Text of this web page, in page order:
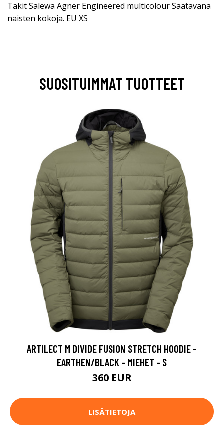
Takit Salewa Agner Engineered multicolour Saatavana
naisten kokoja. EU XS
SUOSITUIMMAT TUOTTEET
ARTILECT M DIVIDE FUSION STRETCH HOODIE -
EARTHEN/BLACK - MIEHET - S
360 EUR
LISÄTIETOJA